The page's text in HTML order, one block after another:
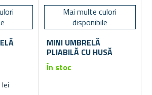
Mai multe culori
disponibile
MINI UMBRELĂ
PLIABILĂ CU HUSĂ
În stoc